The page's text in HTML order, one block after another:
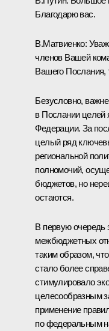
Благодарю вас.
В.Матвиенко:
членов Вашей
Вашего Послания,
Безусловно,
в Послании целей
Федерации. За
целый ряд
региональной
полномочий,
бюджетов, но
остаются.
В первую очередь
межбюджетных
таким образом,
стало более
стимулировало
целесообразным
применение
по федеральным